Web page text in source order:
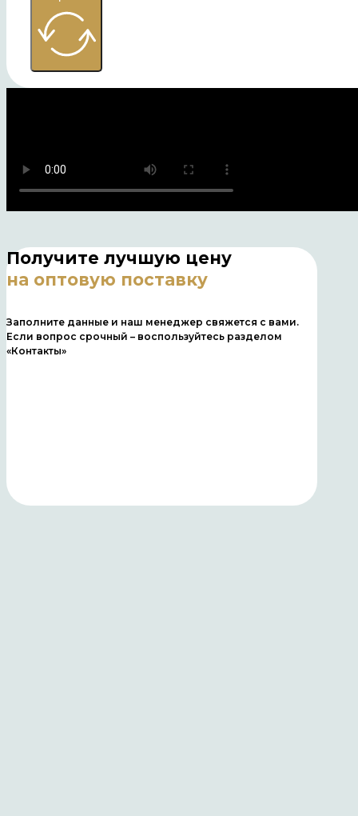
Получите лучшую цену
на оптовую поставку
Заполните данные и наш менеджер свяжется с вами.
Если вопрос срочный – воспользуйтесь разделом
«Контакты»